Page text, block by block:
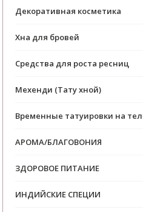
Декоративная косметика
Хна для бровей
Средства для роста ресниц
Мехенди (Тату хной)
Временные татуировки на
АРОМА/БЛАГОВОНИЯ
ЗДОРОВОЕ ПИТАНИЕ
ИНДИЙСКИЕ СПЕЦИИ